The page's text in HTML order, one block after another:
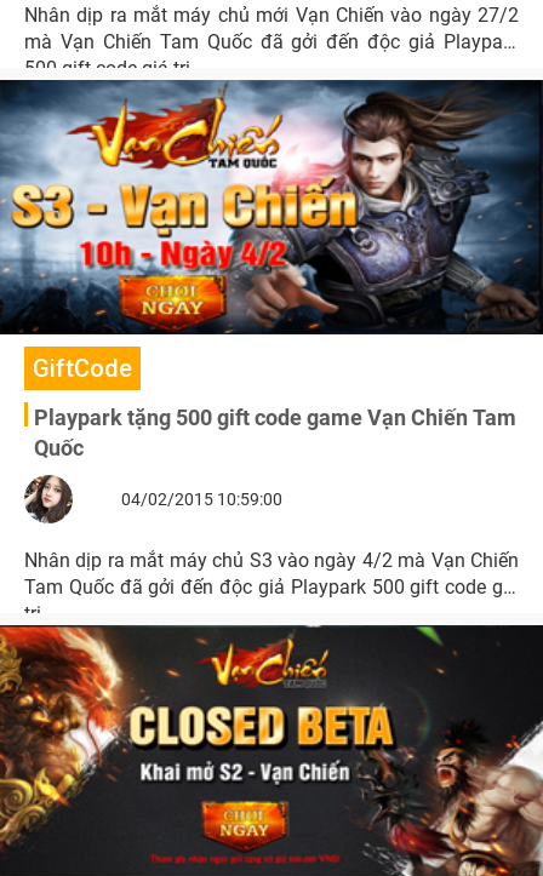
Nhân dịp ra mắt máy chủ mới Vạn Chiến vào ngày 27/2
mà Vạn Chiến Tam Quốc đã gởi đến độc giả Playpark
500 gift code giá trị.
GiftCode
Playpark tặng 500 gift code game Vạn Chiến Tam
Quốc
04/02/2015 10:59:00
Nhân dịp ra mắt máy chủ S3 vào ngày 4/2 mà Vạn Chiến
Tam Quốc đã gởi đến độc giả Playpark 500 gift code giá
trị.